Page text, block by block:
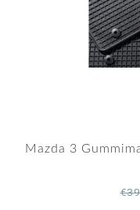
Mazda 3